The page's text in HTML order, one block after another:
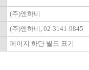
(주)엔하비
(주)엔하비, 02-3141-9845
페이지 하단 별도 표기